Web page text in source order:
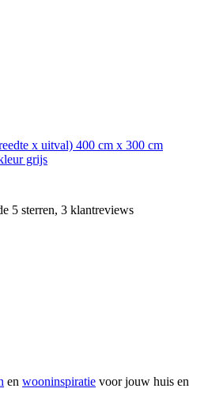
x uitval) 400 cm x 300 cm
grijs
5 sterren, 3 klantreviews
en wooninspiratie voor jouw huis en